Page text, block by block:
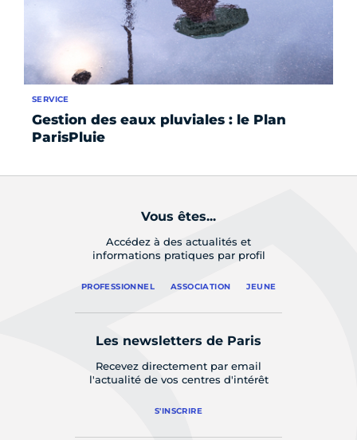
Gestion des eaux pluviales : le Plan
ParisPluie
SERVICE
Vous êtes...
Accédez à des actualités et
informations pratiques par profil
PROFESSIONNEL ASSOCIATION JEUNE
Les newsletters de Paris
Recevez directement par email
l'actualité de vos centres d'intérêt
S'INSCRIRE